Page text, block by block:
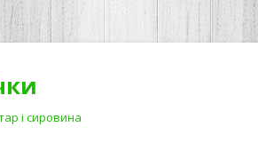
і сировина